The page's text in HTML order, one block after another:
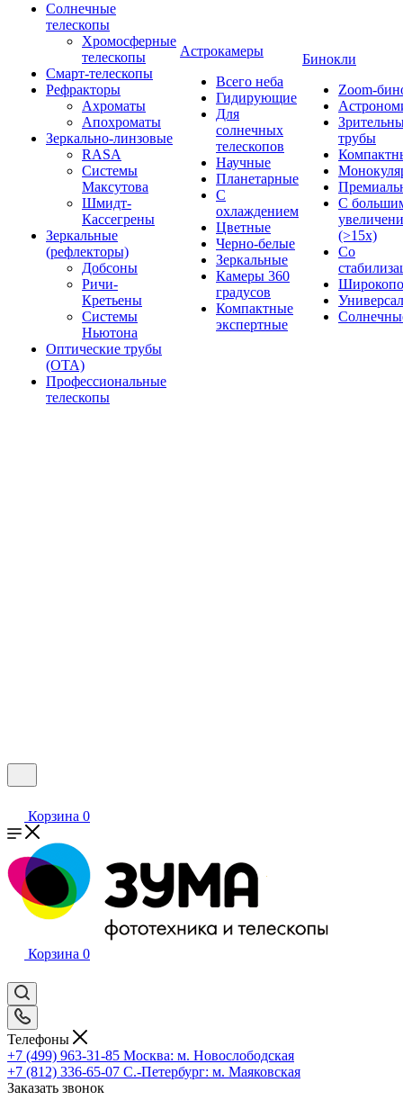
Солнечные
телескопы
Хромосферные
телескопы
Смарт-телескопы
Рефракторы
Ахроматы
Апохроматы
Зеркально-линзовые
RASA
Системы
Максутова
Шмидт-
Кассегрены
Зеркальные
(рефлекторы)
Добсоны
Ричи-
Кретьены
Системы
Ньютона
Оптические трубы
(OTA)
Профессиональные
телескопы
Астрокамеры
Всего неба
Гидирующие
Для
солнечных
телескопов
Научные
Планетарные
С
охлаждением
Цветные
Черно-белые
Зеркальные
Камеры 360
градусов
Компактные
экспертные
Бинокли
Zoom-
трубы
С
(>15x)
Со
Корзина 0
Корзина 0
Телефоны
+7 (499) 963-31-85 Москва: м. Новослободская
+7 (812) 336-65-07 С.-Петербург: м. Маяковская
Заказать звонок